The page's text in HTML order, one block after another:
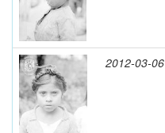
2012-03-06